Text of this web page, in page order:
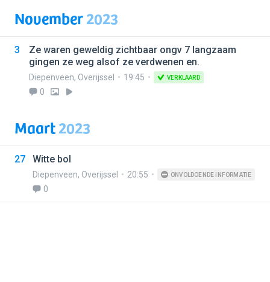
November2023
3
Ze waren geweldig zichtbaar ongv 7 langzaam
gingen ze weg alsof ze verdwenen en.
Diepenveen, Overijssel 19:45 VERKLAARD
0
Maart2023
27 Witte bol
Diepenveen, Overijssel 20:55 ONVOLDOENDE INFORMATIE
0